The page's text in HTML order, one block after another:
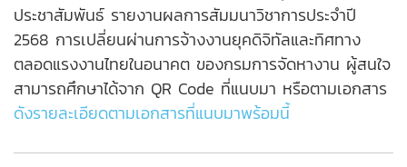
ประชาสัมพันธ์ รายงานผลการสัมมนาวิชาการประจำปี
2568 การเปลี่ยนผ่านการจ้างงานยุคดิจิทัลและทิศทาง
ตลอดแรงงานไทยในอนาคต ของกรมการจัดหางาน ผู้สนใจ
สามารถศึกษาได้จาก QR Code ที่แนบมา หรือตามเอกสาร
ดังรายละเอียดตามเอกสารที่แนบมาพร้อมนี้